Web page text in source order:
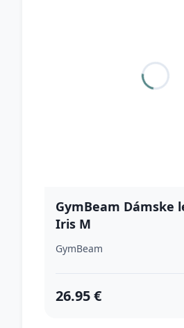
GymBeam Dámske
Iris M
GymBeam
26.95 €